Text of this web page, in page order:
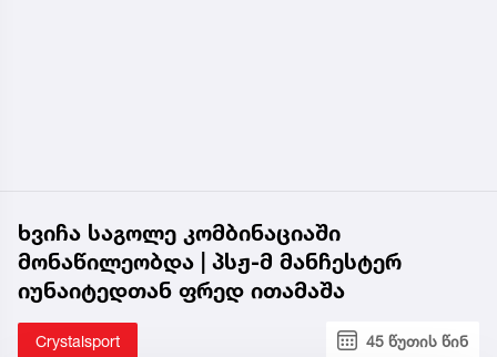
ხვიჩა საგოლე კომბინაციაში
მონაწილეობდა | პსჟ-მ მანჩესტერ
იუნაიტედთან ფრედ ითამაშა
Crystalsport 45 წუთის წინ